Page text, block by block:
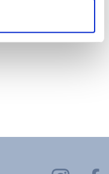
kr